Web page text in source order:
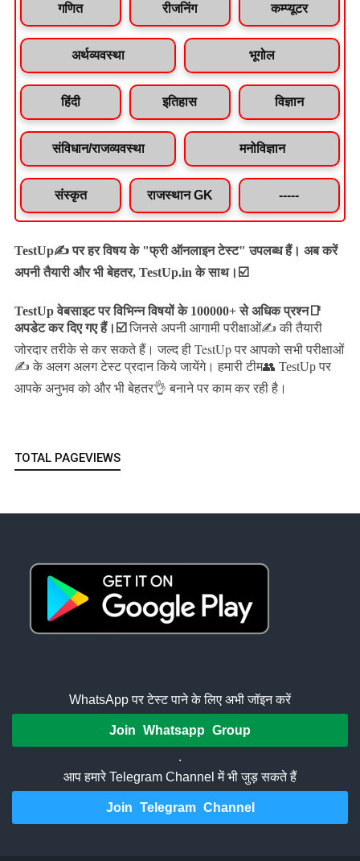
गणित रीजनिंग कम्प्यूटर
अर्थव्यवस्था भूगोल
हिंदी इतिहास विज्ञान
संविधान/राजव्यवस्था मनोविज्ञान
संस्कृत राजस्थान GK -----
TestUp✍️ पर हर विषय के "फ्री ऑनलाइन टेस्ट" उपलब्ध हैं। अब करें
अपनी तैयारी और भी बेहतर, TestUp.in के साथ।☑️
TestUp वेबसाइट पर विभिन्न विषयों के 100000+ से अधिक प्रश्न📑
अपडेट कर दिए गए हैं। ☑️ जिनसे अपनी आगामी परीक्षाओं✍️ की तैयारी
जोरदार तरीके से कर सकते हैं।जल्द ही TestUp पर आपको सभी परीक्षाओं
✍️ के अलग अलग टेस्ट प्रदान किये जायेंगे। हमारी टीम👥 TestUp पर
आपके अनुभव को और भी बेहतर👌 बनाने पर काम कर रही है।
TOTAL PAGEVIEWS
WhatsApp पर टेस्ट पाने के लिए अभी जॉइन करें
Join Whatsapp Group
.
आप हमारे Telegram Channel में भी जुड़ सकते हैं
Join Telegram Channel